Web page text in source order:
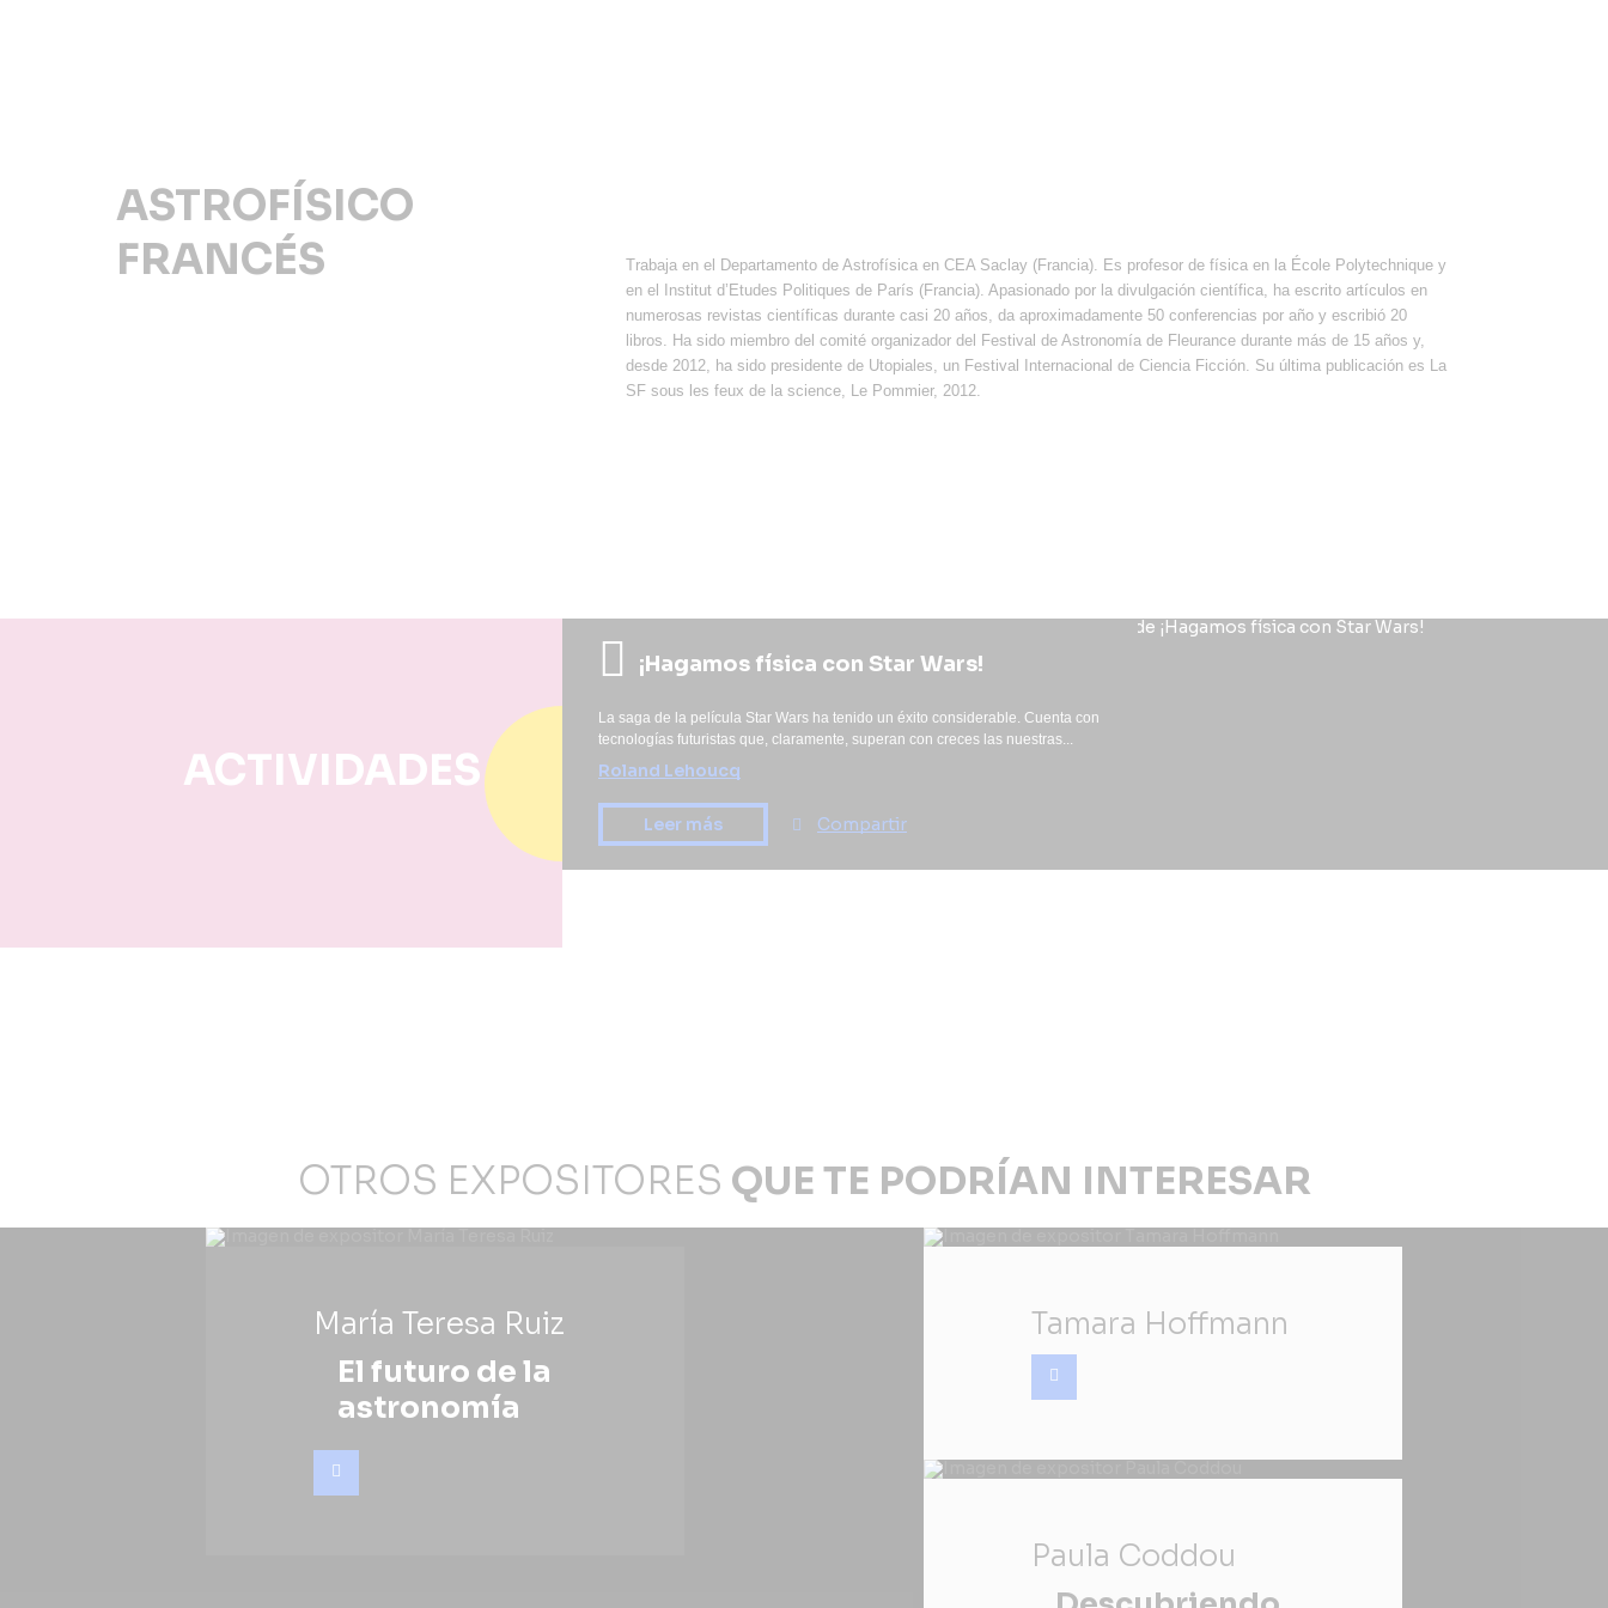
ASTROFÍSICO
FRANCÉS
Trabaja en el Departamento de Astrofísica en CEA Saclay (Francia). Es profesor de física en la École Polytechnique y
en el Institut d’Etudes Politiques de París (Francia). Apasionado por la divulgación científica, ha escrito artículos en
numerosas revistas científicas durante casi 20 años, da aproximadamente 50 conferencias por año y escribió 20
libros. Ha sido miembro del comité organizador del Festival de Astronomía de Fleurance durante más de 15 años y,
desde 2012, ha sido presidente de Utopiales, un Festival Internacional de Ciencia Ficción. Su última publicación es La
SF sous les feux de la science, Le Pommier, 2012.
ACTIVIDADES
¡Hagamos física con Star Wars!
La saga de la película Star Wars ha tenido un éxito considerable. Cuenta con
tecnologías futuristas que, claramente, superan con creces las nuestras...
Roland Lehoucq
Leer más Compartir
OTROS EXPOSITORES QUE TE PODRÍAN INTERESAR
María Teresa Ruiz
El futuro de la
astronomía
Tamara Hoffmann
Paula Coddou